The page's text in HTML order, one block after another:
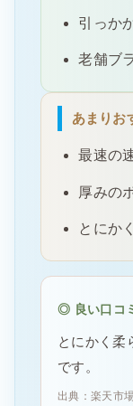
引っか
老舗ブ
あまりお
最速の
厚みの
とにか
◎ 良い口コ
とにかく柔
です。
出典：楽天市